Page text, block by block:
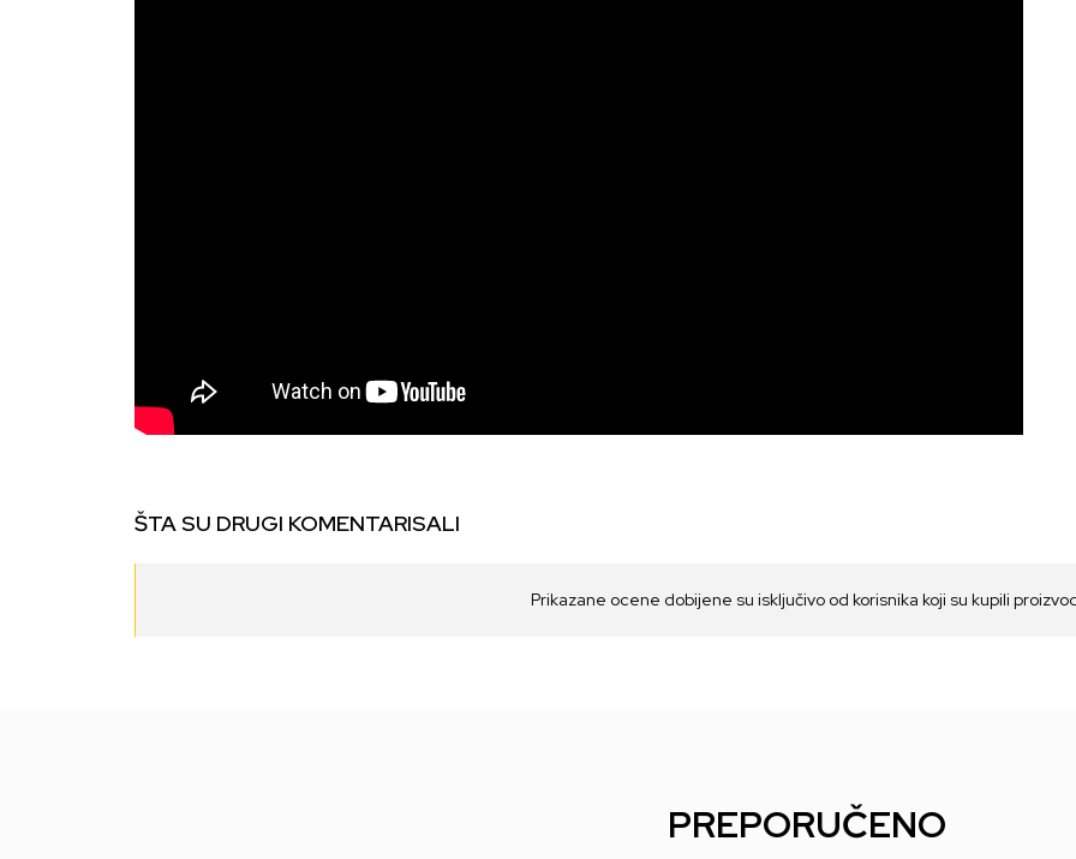
ŠTA SU DRUGI KOMENTARISALI
Prikazane ocene dobijene su isključivo od korisnika koji su kupili
PREPORUČENO